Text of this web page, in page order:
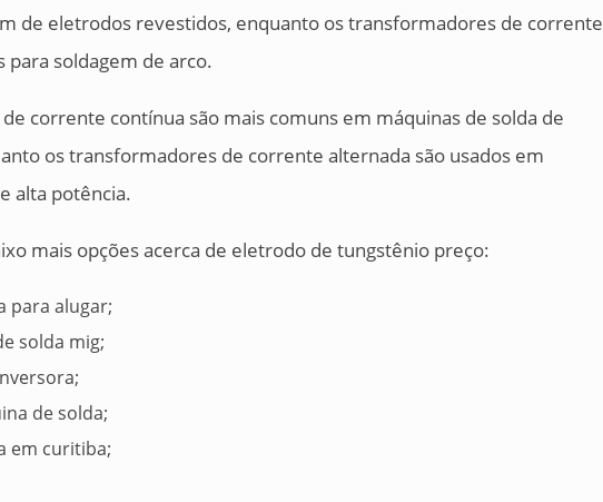
de eletrodos revestidos, enquanto os transformadores de corrente
para soldagem de arco.
corrente contínua são mais comuns em máquinas de solda de
os transformadores de corrente alternada são usados em
alta potência.
mais opções acerca de eletrodo de tungstênio preço:
para alugar;
solda mig;
de solda;
em curitiba;